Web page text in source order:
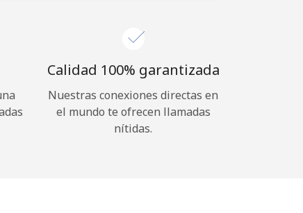
Calidad 100% garantizada
Nuestras conexiones directas en
el mundo te ofrecen llamadas
nítidas.